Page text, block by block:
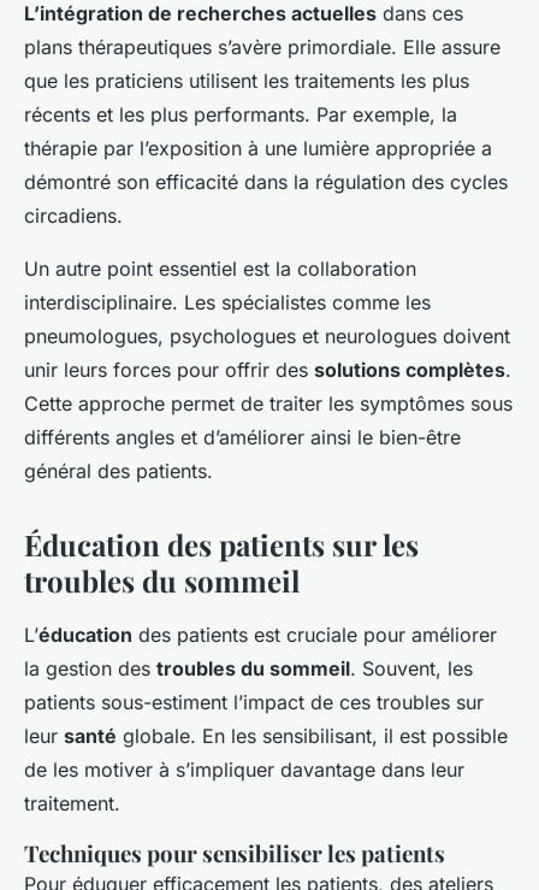
L’intégration de recherches actuelles dans ces
plans thérapeutiques s’avère primordiale. Elle assure
que les praticiens utilisent les traitements les plus
récents et les plus performants. Par exemple, la
thérapie par l’exposition à une lumière appropriée a
démontré son efficacité dans la régulation des cycles
circadiens.
Un autre point essentiel est la collaboration
interdisciplinaire. Les spécialistes comme les
pneumologues, psychologues et neurologues doivent
unir leurs forces pour offrir des solutions complètes.
Cette approche permet de traiter les symptômes sous
différents angles et d’améliorer ainsi le bien-être
général des patients.
Éducation des patients sur les
troubles du sommeil
L’éducation des patients est cruciale pour améliorer
la gestion des troubles du sommeil. Souvent, les
patients sous-estiment l’impact de ces troubles sur
leur santé globale. En les sensibilisant, il est possible
de les motiver à s’impliquer davantage dans leur
traitement.
Techniques pour sensibiliser les patients
Pour éduquer efficacement les patients, des ateliers